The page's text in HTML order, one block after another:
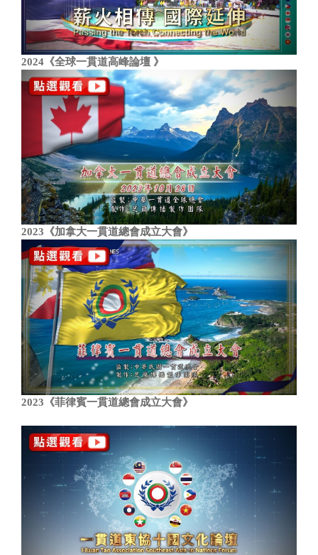
2024《全球一貫道高峰論壇 》
2023《加拿大一貫道總會成立大會》
2023《菲律賓一貫道總會成立大會》